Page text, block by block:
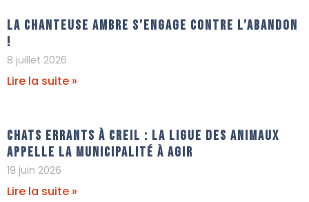
La chanteuse Ambre s’engage contre l’abandon
!
8 juillet 2026
Lire la suite »
Chats errants à Creil : La Ligue Des Animaux
appelle la municipalité à agir
19 juin 2026
Lire la suite »